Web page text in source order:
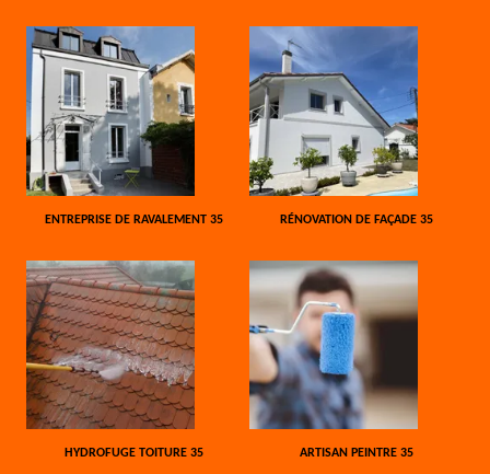
ENTREPRISE DE RAVALEMENT 35 RÉNOVATION DE FAÇADE 35
HYDROFUGE TOITURE 35 ARTISAN PEINTRE 35